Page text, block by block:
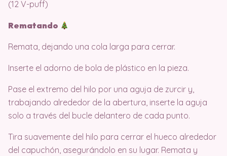
(12 V-puff)
Rematando
Remata, dejando una cola larga para cerrar.
Inserte el adorno de bola de plástico en la pieza.
Pase el extremo del hilo por una aguja de zurcir y,
trabajando alrededor de la abertura, inserte la aguja
solo a través del bucle delantero de cada punto.
Tira suavemente del hilo para cerrar el hueco alrededor
del capuchón, asegurándolo en su lugar. Remata y